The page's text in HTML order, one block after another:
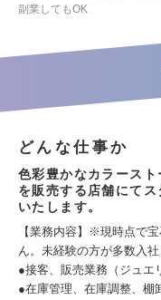
副業してもOK
どんな仕事か
色彩豊かなカラース
を販売する店舗にて
いたします。
【業務内容】※現時点で
ん。未経験の方が多数入社
●接客、販売業務（ジュエ
●在庫管理、在庫調整、棚